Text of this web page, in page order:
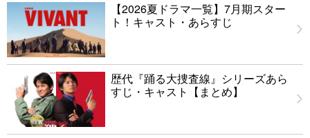
【2026夏ドラマ一覧】7月期スター
ト！キャスト・あらすじ
歴代『踊る大捜査線』シリーズあら
すじ・キャスト【まとめ】